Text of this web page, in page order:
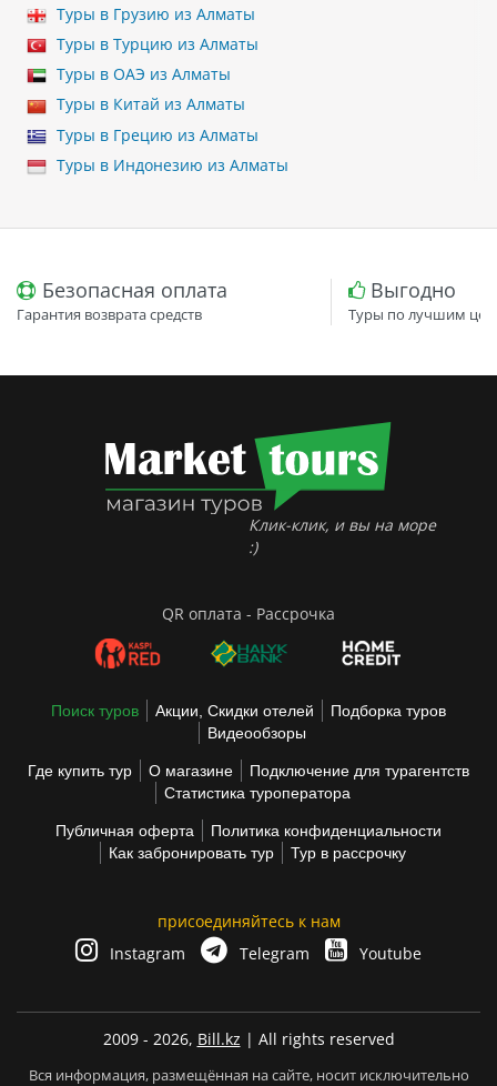
Туры в Грузию из Алматы
Туры в Турцию из Алматы
Туры в ОАЭ из Алматы
Туры в Китай из Алматы
Туры в Грецию из Алматы
Туры в Индонезию из Алматы
Безопасная оплата
Гарантия возврата средств
Выгодно
Туры по лучшим
Клик-клик, и вы на море
:)
QR оплата - Рассрочка
Поиск туров Акции, Скидки отелей
Подборка туров
Видеообзоры
Где купить тур О магазине
Подключение для турагентств
Статистика туроператора
Публичная оферта
Политика конфиденциальности
Как забронировать тур
Тур в рассрочку
присоединяйтесь к нам
Instagram
Telegram Youtube
2009 - 2026, Bill.kz | All rights reserved
Вся информация, размещённая на сайте, носит исключительно